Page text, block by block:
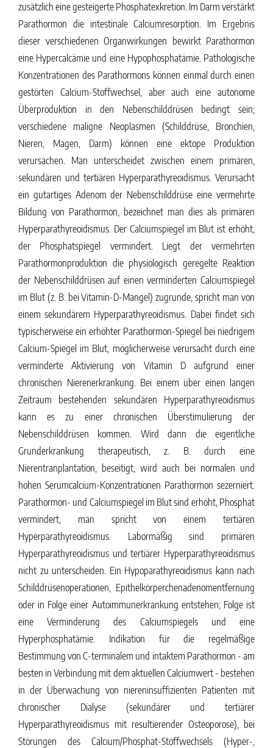
zusätzlich eine gesteigerte Phosphatexkretion. Im Darm verstärkt
Parathormon die intestinale Calciumresorption. Im Ergebnis
dieser verschiedenen Organwirkungen bewirkt Parathormon
eine Hypercalcämie und eine Hypophosphatämie. Pathologische
Konzentrationen des Parathormons können einmal durch einen
gestörten Calcium-Stoffwechsel, aber auch eine autonome
Überproduktion in den Nebenschilddrüsen bedingt sein;
verschiedene maligne Neoplasmen (Schilddrüse, Bronchien,
Nieren, Magen, Darm) können eine ektope Produktion
verursachen. Man unterscheidet zwischen einem primären,
sekundären und tertiären Hyperparathyreoidismus. Verursacht
ein gutartiges Adenom der Nebenschilddrüse eine vermehrte
Bildung von Parathormon, bezeichnet man dies als primären
Hyperparathyreoidismus. Der Calciumspiegel im Blut ist erhöht,
der Phosphatspiegel vermindert. Liegt der vermehrten
Parathormonproduktion die physiologisch geregelte Reaktion
der Nebenschilddrüsen auf einen verminderten Calciumspiegel
im Blut (z. B. bei Vitamin-D-Mangel) zugrunde, spricht man von
einem sekundärem Hyperparathyreoidismus. Dabei findet sich
typischerweise ein erhöhter Parathormon-Spiegel bei niedrigem
Calcium-Spiegel im Blut, möglicherweise verursacht durch eine
verminderte Aktivierung von Vitamin D aufgrund einer
chronischen Nierenerkrankung. Bei einem über einen langen
Zeitraum bestehenden sekundären Hyperparathyreoidismus
kann es zu einer chronischen Überstimulierung der
Nebenschilddrüsen kommen. Wird dann die eigentliche
Grunderkrankung therapeutisch, z. B. durch eine
Nierentranplantation, beseitigt, wird auch bei normalen und
hohen Serumcalcium-Konzentrationen Parathormon sezerniert.
Parathormon- und Calciumspiegel im Blut sind erhöht, Phosphat
vermindert, man spricht von einem tertiären
Hyperparathyreoidismus. Labormäßig sind primären
Hyperparathyreoidismus und tertiärer Hyperparathyreoidismus
nicht zu unterscheiden. Ein Hypoparathyreoidismus kann nach
Schilddrüsenoperationen, Epithelkörperchenadenomentfernung
oder in Folge einer Autoimmunerkrankung entstehen; Folge ist
eine Verminderung des Calciumspiegels und eine
Hyperphosphatämie. Indikation für die regelmäßige
Bestimmung von C-terminalem und intaktem Parathormon - am
besten in Verbindung mit dem aktuellen Calciumwert - bestehen
in der Überwachung von niereninsuffizienten Patienten mit
chronischer Dialyse (sekundärer und tertiärer
Hyperparathyreoidismus mit resultierender Osteoporose), bei
Störungen des Calcium/Phosphat-Stoffwechsels (Hyper-,